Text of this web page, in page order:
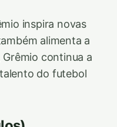
inspira novas
alimenta a
continua a
do futebol